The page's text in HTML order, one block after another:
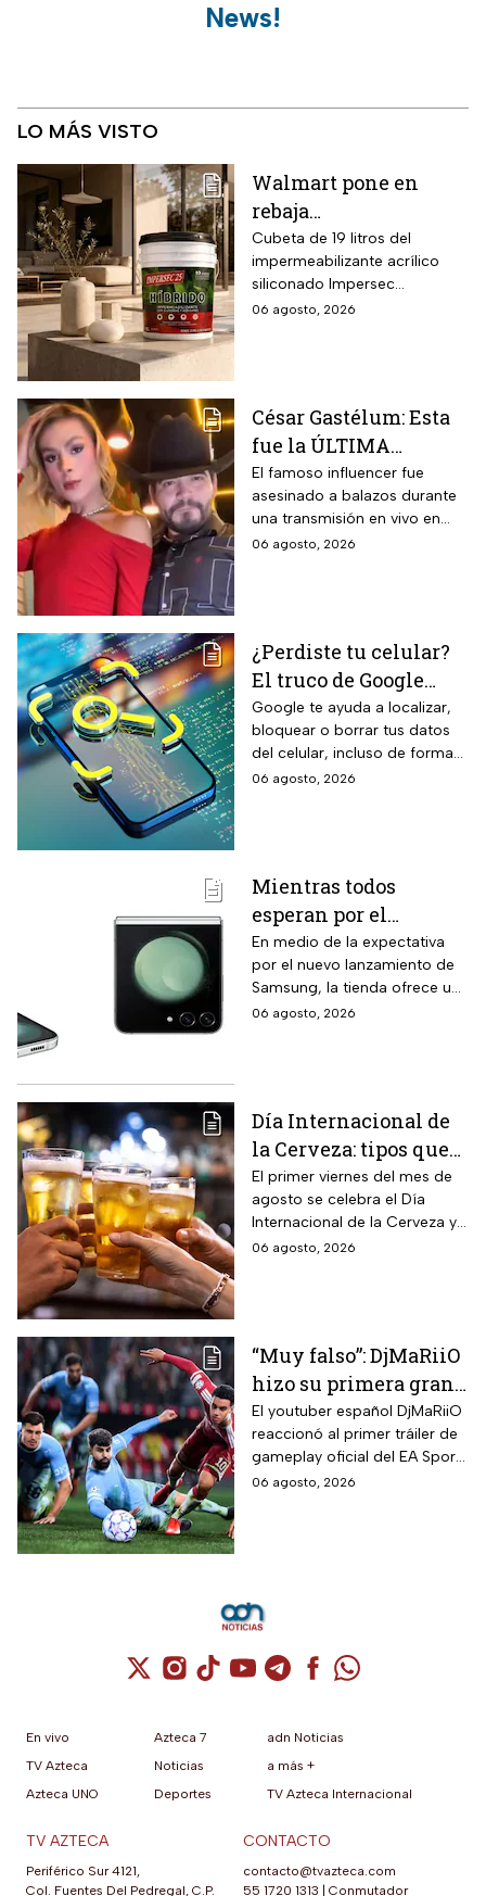
News!
LO MÁS VISTO
Walmart pone en
rebaja
impermeabilizante
ecológico Impersec 10
años con caucho
reciclado de 19 litros
Cubeta de 19 litros del
impermeabilizante acrílico
siliconado Impersec
formulado con hasta 60 por
térmicas frente al frío y calor,
reducción del paso de ruidos
exteriores y aplicación directa
mediante cepillo de ixtle sin
necesidad de tela de refuerzo
06 agosto, 2026
César Gastélum: Esta
fue la ÚLTIMA
publicación del
influencer en redes
sociales: “La cita
fresita” | VIDEO
El famoso influencer fue
asesinado a balazos durante
una transmisión en vivo en
calles del municipio de
06 agosto, 2026
¿Perdiste tu celular?
El truco de Google
para localizarlo y
proteger tus datos
Google te ayuda a localizar,
bloquear o borrar tus datos
del celular, incluso de forma
remota; debes tener activada
06 agosto, 2026
Mientras todos
esperan por el
Samsung Z Flip8,
Liverpool rebaja y
remata el Galaxy Z
Flip5 de 256GB a tres
En medio de la expectativa
por el nuevo lanzamiento de
Samsung, la tienda ofrece un
modelo anterior a un precio
06 agosto, 2026
Día Internacional de
la Cerveza: tipos que
hay con base en su
sabor y fermentación
El primer viernes del mes de
agosto se celebra el Día
Internacional de la Cerveza y
si quieres celebrarlo
06 agosto, 2026
“Muy falso”: DjMaRiiO
hizo su primera gran
crítica al gameplay
del EA Sports FC 27
El youtuber español DjMaRiiO
reaccionó al primer tráiler de
gameplay oficial del EA Sports
FC 27 y remarcó algunas
06 agosto, 2026
Cuenta de X / Twitter (se abre en una
Cuenta de Instagram (se abre en una
Cuenta de TikTok (se abre en
Cuenta de YouTube (se abre
Cuenta de Telegram (se
Cuenta de
Cuenta de
En vivo
TV Azteca
Azteca UNO
Azteca 7
Noticias
Deportes
adn Noticias
a más +
TV Azteca Internacional
TV AZTECA
Periférico Sur 4121,
Col. Fuentes Del Pedregal, C.P.
CONTACTO
contacto@tvazteca.com
55 1720 1313
Conmutador